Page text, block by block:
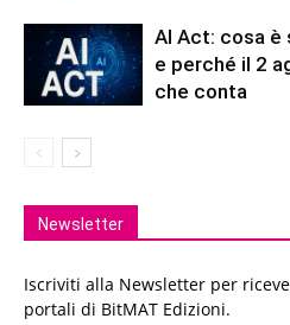
AI Act: cosa è
e perché il 2
che conta
Newsletter
Iscriviti alla Newsletter per
portali di BitMAT Edizioni.